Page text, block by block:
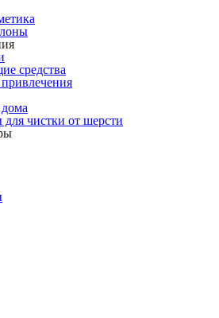
средства
чистки от шерсти